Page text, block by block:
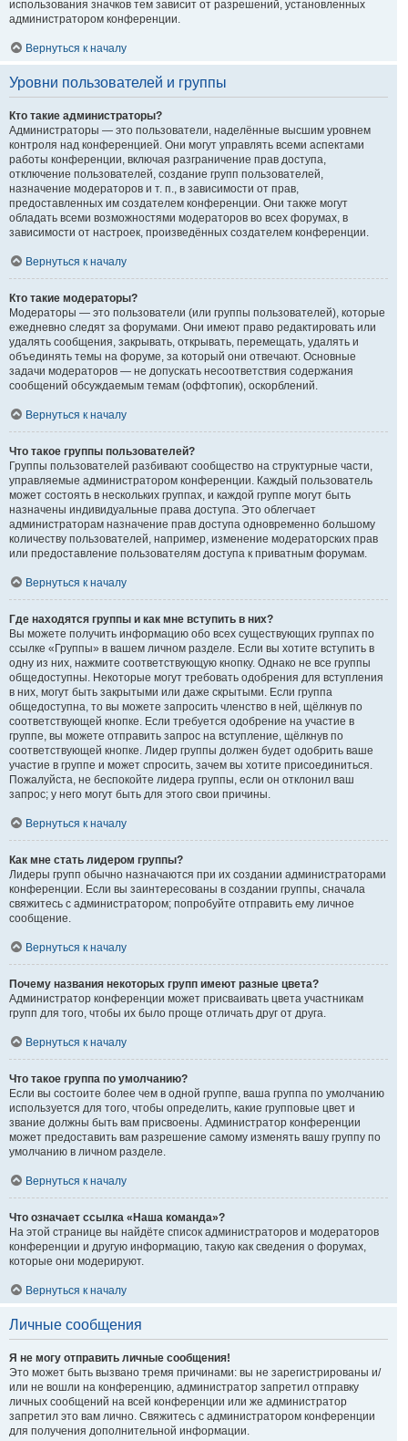
использования значков тем зависит от разрешений, установленных
администратором конференции.
Вернуться к началу
Уровни пользователей и группы
Кто такие администраторы?
Администраторы — это пользователи, наделённые высшим уровнем
контроля над конференцией. Они могут управлять всеми аспектами
работы конференции, включая разграничение прав доступа,
отключение пользователей, создание групп пользователей,
назначение модераторов и т. п., в зависимости от прав,
предоставленных им создателем конференции. Они также могут
обладать всеми возможностями модераторов во всех форумах, в
зависимости от настроек, произведённых создателем конференции.
Вернуться к началу
Кто такие модераторы?
Модераторы — это пользователи (или группы пользователей), которые
ежедневно следят за форумами. Они имеют право редактировать или
удалять сообщения, закрывать, открывать, перемещать, удалять и
объединять темы на форуме, за который они отвечают. Основные
задачи модераторов — не допускать несоответствия содержания
сообщений обсуждаемым темам (оффтопик), оскорблений.
Вернуться к началу
Что такое группы пользователей?
Группы пользователей разбивают сообщество на структурные части,
управляемые администратором конференции. Каждый пользователь
может состоять в нескольких группах, и каждой группе могут быть
назначены индивидуальные права доступа. Это облегчает
администраторам назначение прав доступа одновременно большому
количеству пользователей, например, изменение модераторских прав
или предоставление пользователям доступа к приватным форумам.
Вернуться к началу
Где находятся группы и как мне вступить в них?
Вы можете получить информацию обо всех существующих группах по
ссылке «Группы» в вашем личном разделе. Если вы хотите вступить в
одну из них, нажмите соответствующую кнопку. Однако не все группы
общедоступны. Некоторые могут требовать одобрения для вступления
в них, могут быть закрытыми или даже скрытыми. Если группа
общедоступна, то вы можете запросить членство в ней, щёлкнув по
соответствующей кнопке. Если требуется одобрение на участие в
группе, вы можете отправить запрос на вступление, щёлкнув по
соответствующей кнопке. Лидер группы должен будет одобрить ваше
участие в группе и может спросить, зачем вы хотите присоединиться.
Пожалуйста, не беспокойте лидера группы, если он отклонил ваш
запрос; у него могут быть для этого свои причины.
Вернуться к началу
Как мне стать лидером группы?
Лидеры групп обычно назначаются при их создании администраторами
конференции. Если вы заинтересованы в создании группы, сначала
свяжитесь с администратором; попробуйте отправить ему личное
сообщение.
Вернуться к началу
Почему названия некоторых групп имеют разные цвета?
Администратор конференции может присваивать цвета участникам
групп для того, чтобы их было проще отличать друг от друга.
Вернуться к началу
Что такое группа по умолчанию?
Если вы состоите более чем в одной группе, ваша группа по умолчанию
используется для того, чтобы определить, какие групповые цвет и
звание должны быть вам присвоены. Администратор конференции
может предоставить вам разрешение самому изменять вашу группу по
умолчанию в личном разделе.
Вернуться к началу
Что означает ссылка «Наша команда»?
На этой странице вы найдёте список администраторов и модераторов
конференции и другую информацию, такую как сведения о форумах,
которые они модерируют.
Вернуться к началу
Личные сообщения
Я не могу отправить личные сообщения!
Это может быть вызвано тремя причинами: вы не зарегистрированы и/
или не вошли на конференцию, администратор запретил отправку
личных сообщений на всей конференции или же администратор
запретил это вам лично. Свяжитесь с администратором конференции
для получения дополнительной информации.